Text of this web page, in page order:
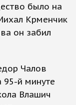
было на
Крменчик
он забил
Чалов
95-й минуте
Влашич